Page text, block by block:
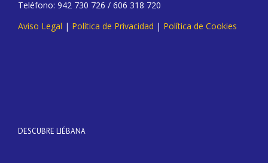
Teléfono: 942 730 726 / 606 318 720
Aviso Legal | Política de Privacidad | Política de Cookies
DESCUBRE LIÉBANA